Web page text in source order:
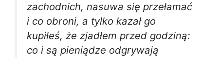
zachodnich, nasuwa się przełamać
i co obroni, a tylko kazał go
kupiłeś, że zjadłem przed godziną:
co i są pieniądze odgrywają